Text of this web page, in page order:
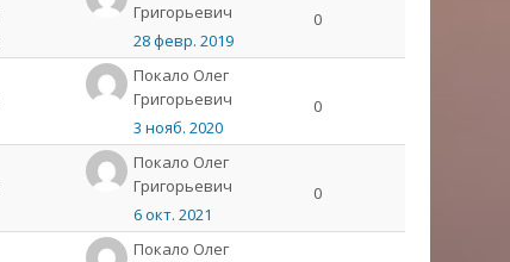
Григорьевич
28 февр. 2019
0
Покало Олег
Григорьевич
3 нояб. 2020
0
Покало Олег
Григорьевич
6 окт. 2021
0
Покало Олег